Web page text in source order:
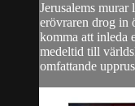
Jerusalems murar
erövraren drog in
komma att inleda
medeltid till
omfattande